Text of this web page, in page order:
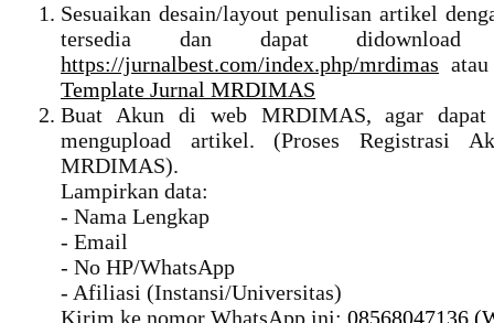
Sesuaikan desain/layout penulisan artikel
tersedia dan dapat
https://jurnalbest.com/index.php/mrdimas
Template Jurnal MRDIMAS
Buat Akun di web MRDIMAS, agar dapat
mengupload artikel. (Proses Registrasi
MRDIMAS).
Lampirkan data:
- Nama Lengkap
- Email
- No HP/WhatsApp
- Afiliasi (Instansi/Universitas)
Kirim ke nomor WhatsApp ini: 08568047136